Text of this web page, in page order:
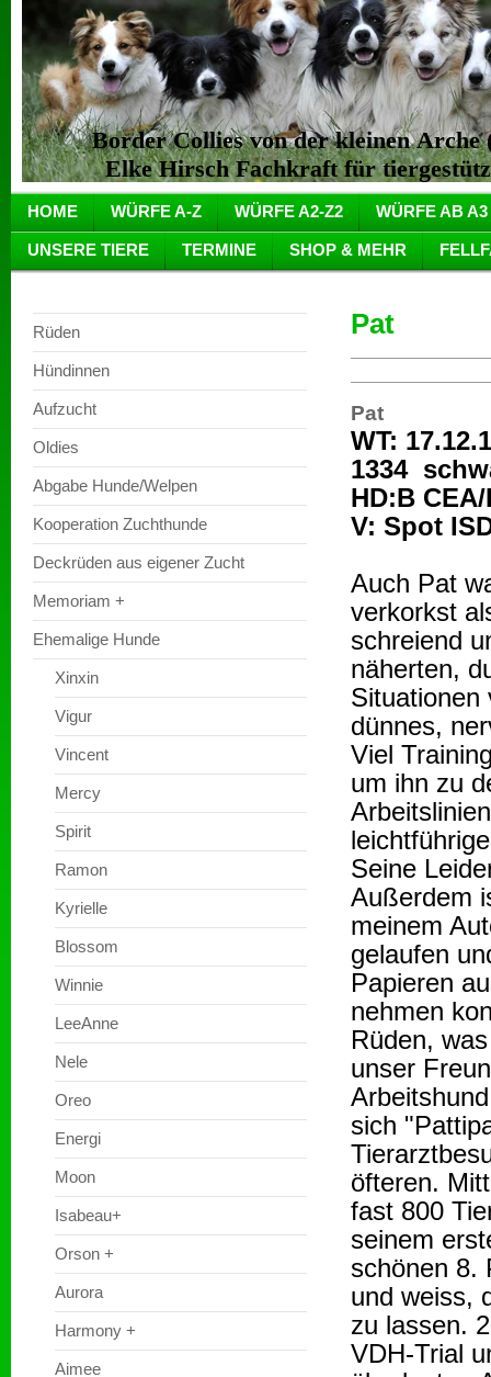
Border Collies von der kleinen
Elke Hirsch Fachkraft für
HOME WÜRFE A-Z WÜRFE A2-Z2 WÜRFE AB A3
UNSERE TIERE TERMINE SHOP & MEHR
Rüden
Hündinnen
Aufzucht
Oldies
Abgabe Hunde/Welpen
Kooperation Zuchthunde
Deckrüden aus eigener Zucht
Memoriam +
Ehemalige Hunde
Xinxin
Vigur
Vincent
Mercy
Spirit
Ramon
Kyrielle
Blossom
Winnie
LeeAnne
Nele
Oreo
Energi
Moon
Isabeau+
Orson +
Aurora
Harmony +
Aimee
Pat
Pat
WT:
1334
HD:B
V: Spot
Auch Pat
verkorkst
schreiend
näherten,
Situationen
dünnes,
Viel
um ihn zu
Seine
Außerdem
meinem
gelaufen
Papieren
nehmen
Rüden,
unser
sich
öfteren.
fast 800
seinem
schönen 8.
und weiss,
zu lassen.
VDH-Trial